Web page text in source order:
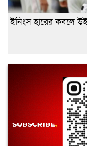
ইনিংস হারের কবলে